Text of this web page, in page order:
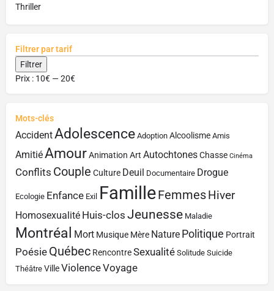
Thriller
Filtrer par tarif
Filtrer
Prix : 10€ —20€
Mots-clés
AccidentAdolescence Adoption Alcoolisme Amis
AmitiéAmourAnimation Art AutochtonesChasse Cinéma
Conflits Couple Culture Deuil Documentaire Drogue
Ecologie Enfance Exil FamilleFemmesHiver
Homosexualité Huis-clos Jeunesse Maladie
Montréal Mort Musique Mère Nature Politique Portrait
Poésie Québec RencontreSexualité Solitude Suicide
Théâtre VilleViolenceVoyage